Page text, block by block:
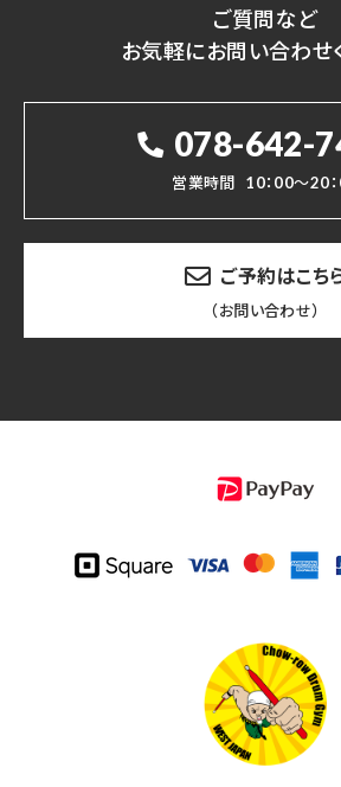
ご質問など
お気軽にお問い合わせ
078-642-
営業時間 10：00～20
ご予約はこち
（お問い合わせ）